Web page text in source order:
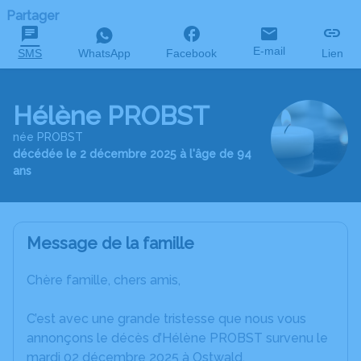
Partager
SMS WhatsApp Facebook E-mail Lien
Hélène PROBST
née PROBST
décédée le 2 décembre 2025 à l'âge de 94
ans
Message de la famille
Chère famille, chers amis,
C’est avec une grande tristesse que nous vous
annonçons le décès d’Hélène PROBST survenu le
mardi 02 décembre 2025 à Ostwald.